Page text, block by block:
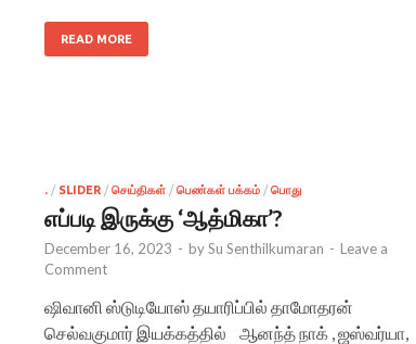
READ MORE
. / SLIDER / செய்திகள் / பெண்கள் பக்கம் / பொது
எப்படி இருக்கு ‘ஆத்மிகா’?
December 16, 2023 - bySu Senthilkumaran - Leave a
Comment
ஷிவானி ஸ்டுடியோஸ் தயாரிப்பில் தாமோதரன்
செல்வகுமார் இயக்கத்தில் ஆனந்த் நாக் , ஜஸ்வர்யா,